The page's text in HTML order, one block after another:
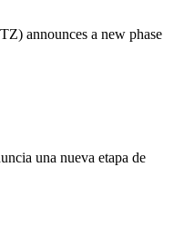
announces a new phase
una nueva etapa de